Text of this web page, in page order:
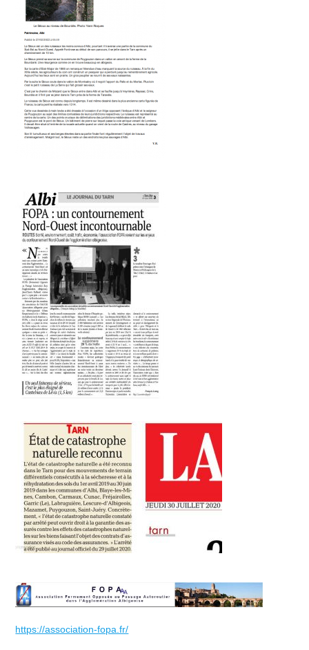
https://association-fopa.fr/